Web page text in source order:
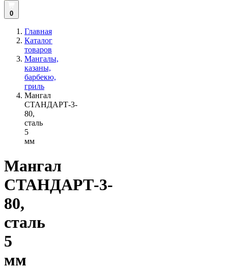
0
Главная
Каталог
товаров
Мангалы,
казаны,
барбекю,
гриль
Мангал
СТАНДАРТ-3-
80,
сталь
5
мм
Мангал
СТАНДАРТ-3-
80,
сталь
5
мм